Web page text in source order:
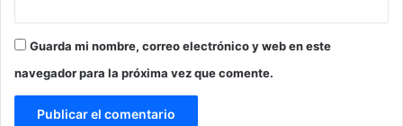
Guarda mi nombre, correo electrónico y web en este
navegador para la próxima vez que comente.